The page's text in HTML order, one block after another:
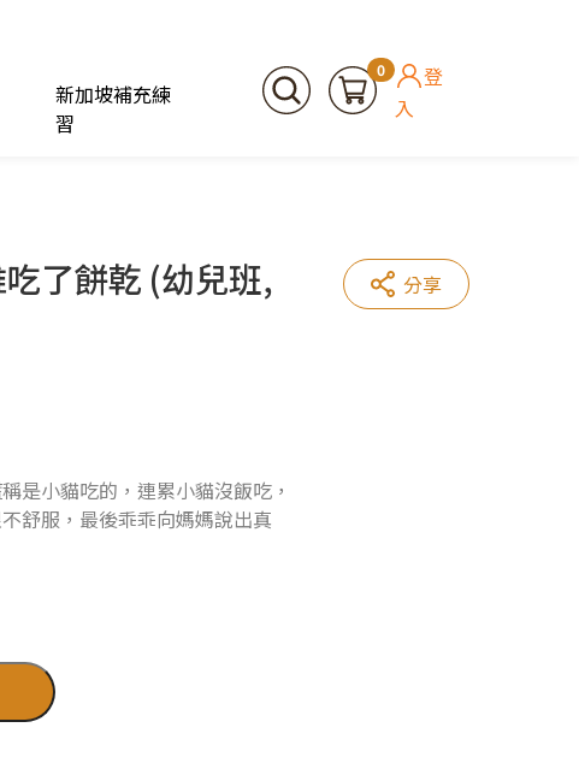
新加坡補充練
習
0
登
入
了餅乾 (幼兒班,
是小貓吃的，連累小貓沒飯吃，
舒服，最後乖乖向媽媽說出真
分享